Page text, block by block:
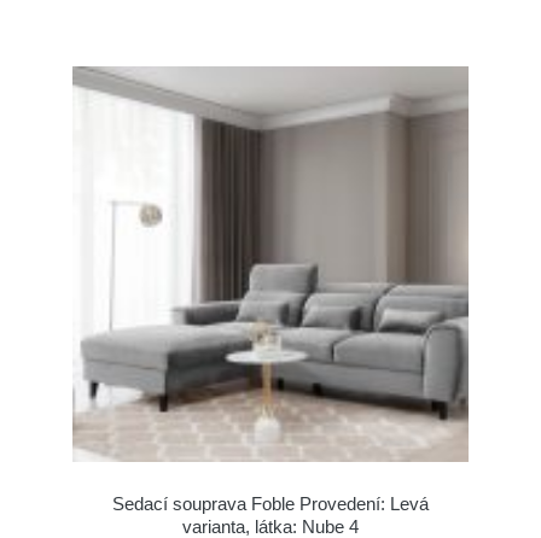
Sedací souprava Foble Provedení: Levá
varianta, látka: Nube 4